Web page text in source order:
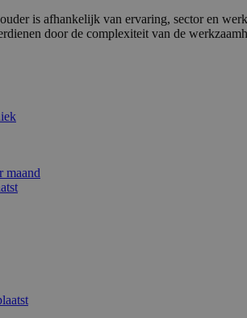
is afhankelijk van ervaring, sector en
door de complexiteit van de
maand